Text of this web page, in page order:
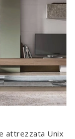
attrezzata Unix